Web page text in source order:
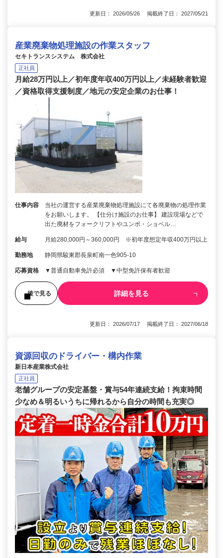
更新日： 2026/05/26 掲載終了日： 2027/05/21
産業廃棄物処理施設の作業スタッフ
セキトランスシステム 株式会社
正社員
月給28万円以上／初年度年収400万円以上／未経験者歓迎
／資格取得支援制度／地元の安定企業のお仕事！
仕事内容
当社の運営する産業廃棄物処理施設にて各廃棄物の処理作業
をお願いします。 【仕分け施設のお仕事】 建設現場などで
出た廃材をフォークリフトやユンボ・ショベル…
給与 月給280,000円～360,000円 ※初年度想定年収400万円以上
勤務地 静岡県駿東郡長泉町南一色905-10
応募資格 ▼普通自動車免許必須 ▼中型免許保有者歓迎
後で見る 詳細を見る
更新日： 2026/07/17 掲載終了日： 2027/06/18
資源回収のドライバー・構内作業
新日本産業株式会社
正社員
老舗グループの安定基盤・賞与54年連続支給！拘束時間
少なめ＆明るいうちに帰れるから自分の時間も充実◎